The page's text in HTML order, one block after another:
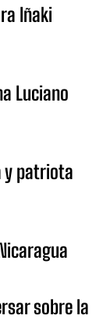
Iñaki
Luciano
y patriota
sobre la